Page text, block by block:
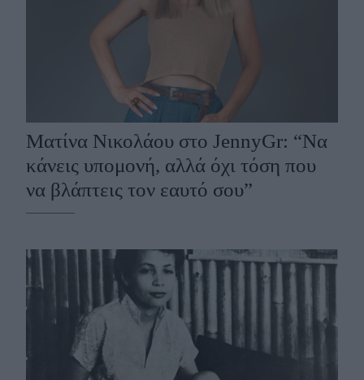
Ματίνα Νικολάου στο JennyGr: “Να
κάνεις υπομονή, αλλά όχι τόση που
να βλάπτεις τον εαυτό σου”